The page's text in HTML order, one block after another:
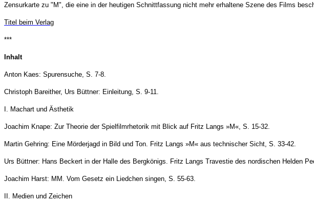
Zensurkarte zu "M", die eine in der heutigen Schnittfassung nicht mehr erhaltene Szene des Films
Titel beim Verlag
***
Inhalt
Anton Kaes: Spurensuche, S. 7-8.
Christoph Bareither, Urs Büttner: Einleitung, S. 9-11.
I. Machart und Ästhetik
Joachim Knape: Zur Theorie der Spielfilmrhetorik mit Blick auf Fritz Langs »M«, S. 15-32.
Martin Gehring: Eine Mörderjagd in Bild und Ton. Fritz Langs »M« aus technischer Sicht, S. 33-42.
Urs Büttner: Hans Beckert in der Halle des Bergkönigs. Fritz Langs Travestie des nordischen Helden
Joachim Harst: MM. Vom Gesetz ein Liedchen singen, S. 55-63.
II. Medien und Zeichen